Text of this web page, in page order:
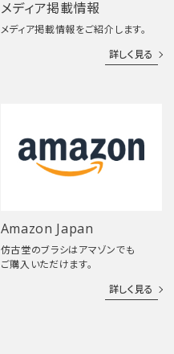
メディア掲載情報
メディア掲載情報をご紹介します。
詳しく見る
Amazon Japan
仿古堂のブラシはアマゾンでも
ご購入いただけます。
詳しく見る